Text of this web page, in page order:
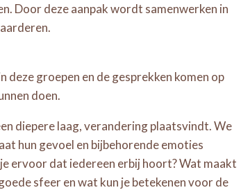
Door deze aanpak wordt samenwerken in
deze groepen en de gesprekken komen op
doen.
diepere laag, verandering plaatsvindt. We
hun gevoel en bijbehorende emoties
ervoor dat iedereen erbij hoort? Wat maakt
sfeer en wat kun je betekenen voor de